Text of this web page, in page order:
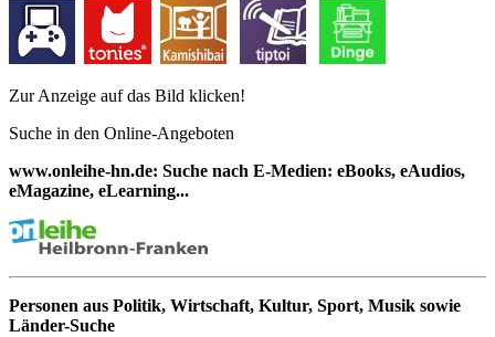
Zur Anzeige auf das Bild klicken!
Suche in den Online-Angeboten
www.onleihe-hn.de: Suche nach E-Medien: eBooks, eAudios,
eMagazine, eLearning...
Personen aus Politik, Wirtschaft, Kultur, Sport, Musik sowie
Länder-Suche